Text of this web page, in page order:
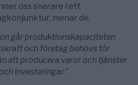
oss snarare i ett
menar de.
går produktionskapaciteten
och företag behövs för
att producera varor och tjänster
investeringar.”